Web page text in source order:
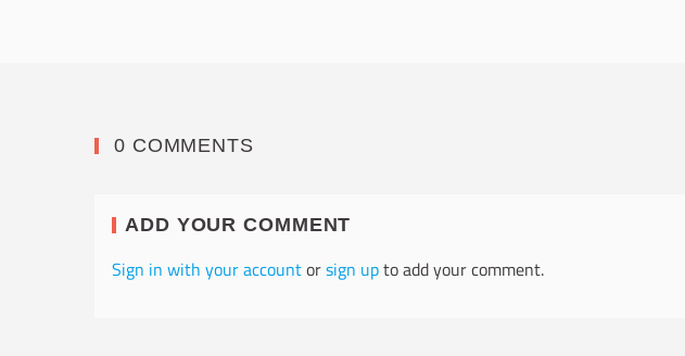
0 COMMENTS
ADD YOUR COMMENT
Sign in with your accountorsign upto add your comment.